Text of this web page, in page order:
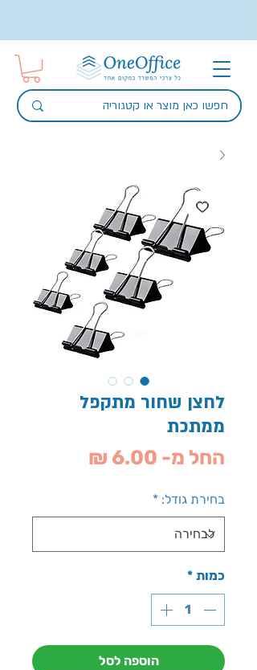
לחצן שחור מתקפל
ממתכת
החל מ- 6.00 ₪
בחירת גודל: *
כמות *
הוספה לסל